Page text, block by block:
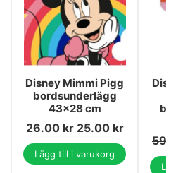
Disney Mimmi Pigg
bordsunderlägg
43x28 cm
26.00kr 25.00 kr
Lägg till i varukorg